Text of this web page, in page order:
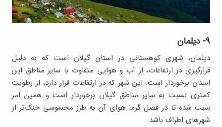
۹- دیلمان
دیلمان، شهری کوهستانی در استان گیلان است که به دلیل
قرارگیری در ارتفاعات، از آب و هوایی متفاوت با سایر مناطق این
استان برخوردار است. این شهر که در ارتفاعات قرار دارد، از رطوبت
کمتری نسبت به سایر مناطق گیلان برخوردار است و همین امر
سبب شده تا در فصل گرما هوای آن به طرز محسوسی خنک‌تر از
شهرهای اطراف باشد.